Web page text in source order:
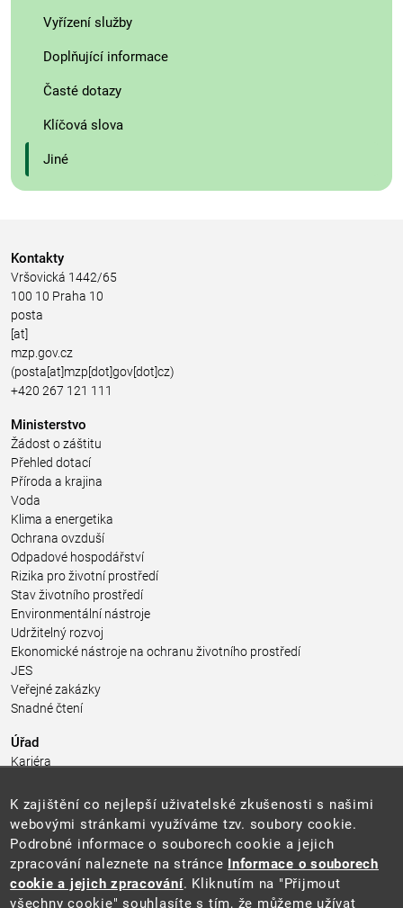
Vyřízení služby
Doplňující informace
Časté dotazy
Klíčová slova
Jiné
Kontakty
Vršovická 1442/65
100 10 Praha 10
posta
[at]
mzp.gov.cz
(posta[at]mzp[dot]gov[dot]cz)
+420 267 121 111
Ministerstvo
Žádost o záštitu
Přehled dotací
Příroda a krajina
Voda
Klima a energetika
Ochrana ovzduší
Odpadové hospodářství
Rizika pro životní prostředí
Stav životního prostředí
Environmentální nástroje
Udržitelný rozvoj
Ekonomické nástroje na ochranu životního prostředí
JES
Veřejné zakázky
Snadné čtení
Úřad
Kariéra
Pro média a veřejnost
Povinně zveřejňované informace
Kontakty
Přistupnost budovy úřadu MŽP
(PDF, 204 kB)
Web
K zajištění co nejlepší uživatelské zkušenosti s našimi
webovými stránkami využíváme tzv. soubory cookie.
Podrobné informace o souborech cookie a jejich
zpracování naleznete na stránce Informace o souborech
cookie a jejich zpracování. Kliknutím na "Přijmout
všechny cookie" souhlasíte s tím, že můžeme užívat